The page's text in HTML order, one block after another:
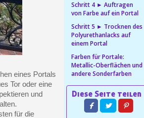
jede Weiterempfehlung
eines Portals
Tor oder eine
und
für die
Schritt 4 ► Auftragen
von Farbe auf ein Portal
Schritt 5 ► Trocknen des
Polyurethanlacks auf
einem Portal
Farben für Portale:
Metallic-Oberflächen und
andere Sonderfarben